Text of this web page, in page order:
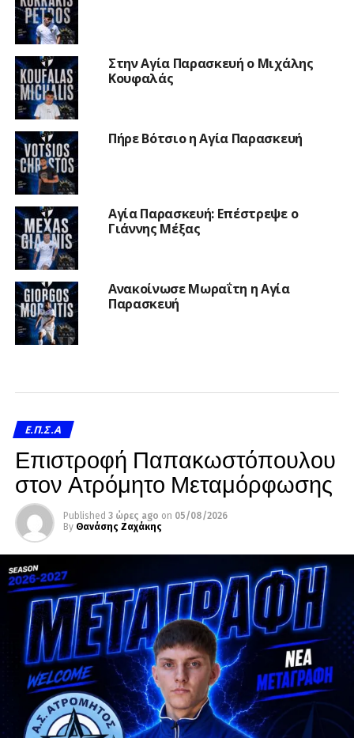
Στην Αγία Παρασκευή ο Μιχάλης
Κουφαλάς
Πήρε Βότσιο η Αγία Παρασκευή
Αγία Παρασκευή: Επέστρεψε ο
Γιάννης Μέξας
Ανακοίνωσε Μωραΐτη η Αγία
Παρασκευή
Ε.Π.Σ.Α
Επιστροφή Παπακωστόπουλου
στον Ατρόμητο Μεταμόρφωσης
Published 3 ώρες ago on 05/08/2026
By Θανάσης Ζαχάκης